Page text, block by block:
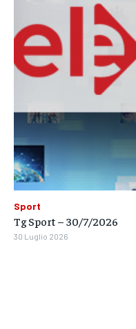
Sport
Tg Sport – 30/7/2026
30 Luglio 2026